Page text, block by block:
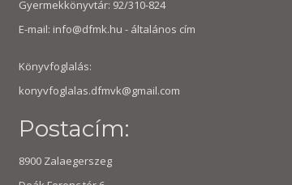
Gyermekkönyvtár: 92/310-824
E-mail: info@dfmk.hu - általános cím
Könyvfoglalás:
konyvfoglalas.dfmvk@gmail.com
Postacím:
8900 Zalaegerszeg